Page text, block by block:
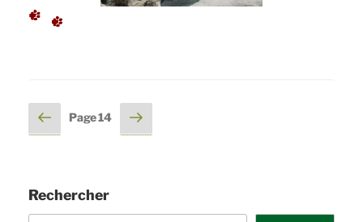
Pagination
des
Page
précédente
Page14
Page
suivante
Rechercher